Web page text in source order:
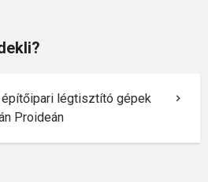
légtisztító gépek
Proideán